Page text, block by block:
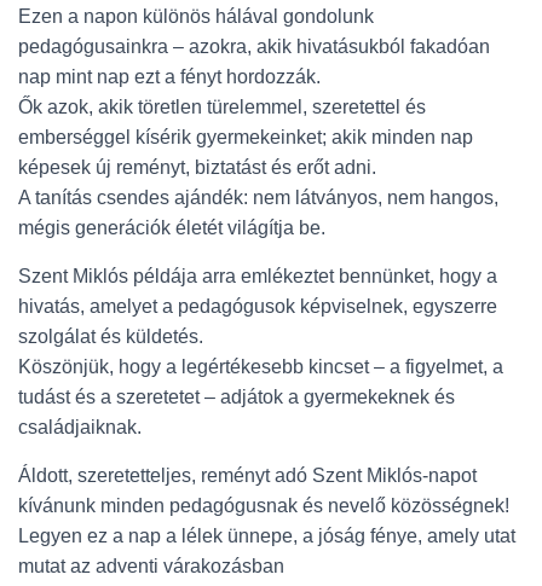
Ezen a napon különös hálával gondolunk
pedagógusainkra – azokra, akik hivatásukból fakadóan
nap mint nap ezt a fényt hordozzák.
Ők azok, akik töretlen türelemmel, szeretettel és
emberséggel kísérik gyermekeinket; akik minden nap
képesek új reményt, biztatást és erőt adni.
A tanítás csendes ajándék: nem látványos, nem hangos,
mégis generációk életét világítja be.
Szent Miklós példája arra emlékeztet bennünket, hogy a
hivatás, amelyet a pedagógusok képviselnek, egyszerre
szolgálat és küldetés.
Köszönjük, hogy a legértékesebb kincset – a figyelmet, a
tudást és a szeretetet – adjátok a gyermekeknek és
családjaiknak.
Áldott, szeretetteljes, reményt adó Szent Miklós-napot
kívánunk minden pedagógusnak és nevelő közösségnek!
Legyen ez a nap a lélek ünnepe, a jóság fénye, amely utat
mutat az adventi várakozásban